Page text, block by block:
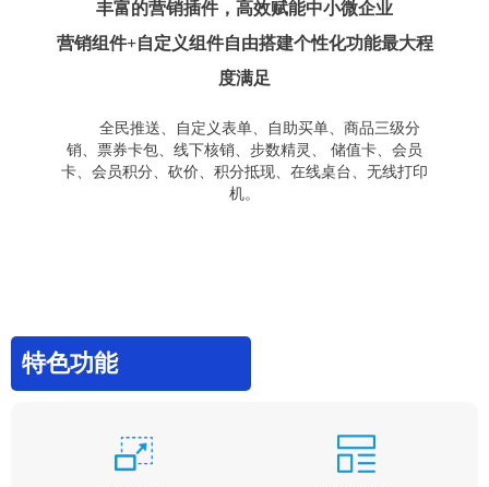
丰富的营销插件，高效赋能中小微企业
营销组件+自定义组件自由搭建个性化功能最大程
度满足
全民推送、自定义表单、自助买单、商品三级分
销、票券卡包、线下核销、步数精灵、 储值卡、会员
卡、会员积分、砍价、积分抵现、在线桌台、无线打印
机。
特色功能